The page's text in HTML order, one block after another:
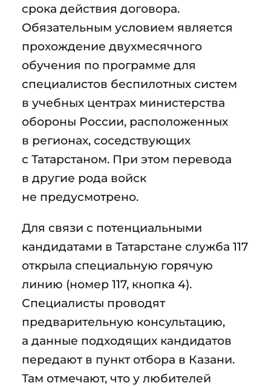
срока действия договора.
Обязательным условием является
прохождение двухмесячного
обучения по программе для
специалистов беспилотных систем
в учебных центрах министерства
обороны России, расположенных
в регионах, соседствующих
с Татарстаном. При этом перевода
в другие рода войск
не предусмотрено.
Для связи с потенциальными
кандидатами в Татарстане служба 117
открыла специальную горячую
линию (номер 117, кнопка 4).
Специалисты проводят
предварительную консультацию,
а данные подходящих кандидатов
передают в пункт отбора в Казани.
Там отмечают, что у любителей